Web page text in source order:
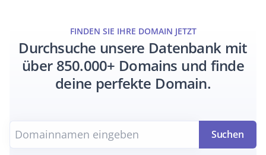
FINDEN SIE IHRE DOMAIN JETZT
Durchsuche unsere Datenbank mit
über 850.000+ Domains und finde
deine perfekte Domain.
Suchen